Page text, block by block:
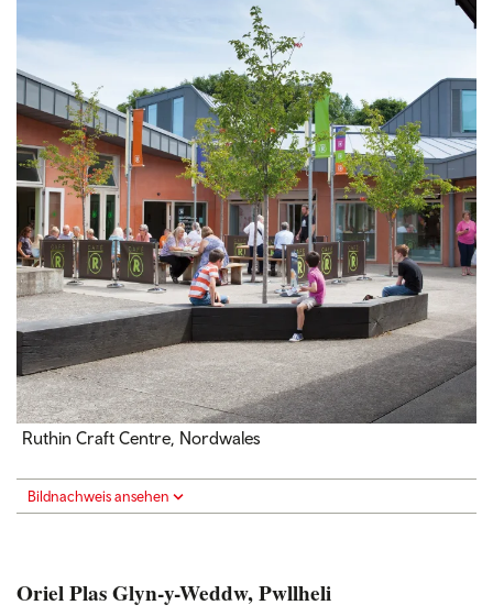
Ruthin Craft Centre, Nordwales
Bildnachweis ansehen
Oriel Plas Glyn-y-Weddw, Pwllheli